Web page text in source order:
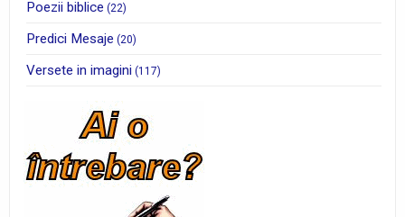
Poezii biblice (22)
Predici Mesaje (20)
Versete in imagini (117)